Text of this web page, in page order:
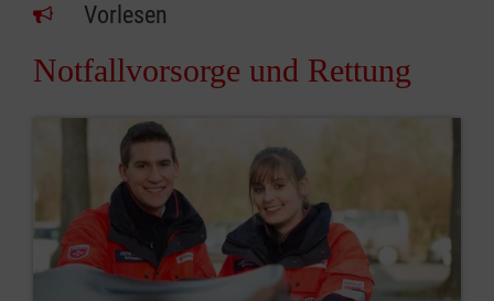
Vorlesen
Notfallvorsorge und Rettung